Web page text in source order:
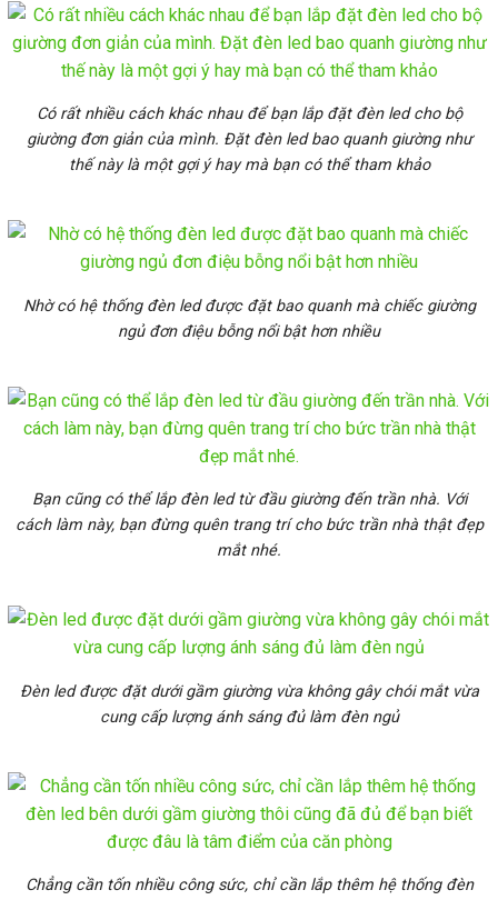
Có rất nhiều cách khác nhau để bạn lắp đặt đèn led cho bộ
giường đơn giản của mình. Đặt đèn led bao quanh giường như
thế này là một gợi ý hay mà bạn có thể tham khảo
Nhờ có hệ thống đèn led được đặt bao quanh mà chiếc giường
ngủ đơn điệu bỗng nổi bật hơn nhiều
Bạn cũng có thể lắp đèn led từ đầu giường đến trần nhà. Với
cách làm này, bạn đừng quên trang trí cho bức trần nhà thật đẹp
mắt nhé.
Đèn led được đặt dưới gầm giường vừa không gây chói mắt vừa
cung cấp lượng ánh sáng đủ làm đèn ngủ
Chẳng cần tốn nhiều công sức, chỉ cần lắp thêm hệ thống đèn